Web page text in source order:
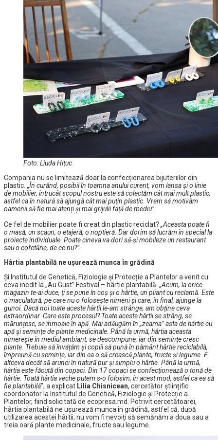
Foto: Liuda Hițuc
Compania nu se limitează doar la confecționarea bijuteriilor din
plastic. „În curând, posibil în toamna anului curent, vom lansa și o linie
de mobilier, întrucât scopul nostru este să colectăm cât mai mult plastic,
astfel ca în natură să ajungă cât mai puțin plastic. Vrem să motivăm
oamenii să fie mai atenți și mai grijulii față de mediu”.
Ce fel de mobilier poate fi creat din plastic reciclat? „Aceasta poate fi
o masă, un scaun, o etajeră, o noptieră. Dar dorim să lucrăm în special la
proiecte individuale. Poate cineva va dori să-și mobileze un restaurant
sau o cofetărie, de ce nu?”.
Hârtia plantabilă ne ușurează munca în grădină
Și Institutul de Genetică, Fiziologie și Protecție a Plantelor a venit cu
ceva inedit la „Au Gust” Festival – hârtie plantabilă. „Acum, la orice
magazin te-ai duce, ți se pune în coș și o hârtie, un pliant cu reclamă. Este
o maculatură, pe care nu o folosește nimeni și care, în final, ajunge la
gunoi. Dacă noi toate aceste hârtii le-am strânge, am obține ceva
extraordinar. Care este procesul? Toate aceste hârtii se strâng, se
mărunțesc, se înmoaie în apă. Mai adăugăm în „zeama” asta de hârtie cu
apă și semințe de plante medicinale. Până la urmă, hârtia aceasta
nimerește în mediul ambiant, se descompune, iar din semințe cresc
plante. Trebuie să învățăm și copiii să pună în pământ hârtie reciclabilă,
împreună cu semințe, iar din ea o să crească plante, fructe și legume. E
altceva decât să arunci în natură pur și simplu o hârtie. Până la urmă,
hârtia este făcută din copaci. Din 17 copaci se confecționează o tonă de
hârtie. Toată hârtia veche putem s-o folosim, în acest mod, astfel ca ea să
fie plantabilă”, a explicat Lilia Chisnicean, cercetător științific
coordonator la Institutul de Genetică, Fiziologie și Protecție a
Plantelor, fiind solicitată de ecopresa.md. Potrivit cercetătoarei,
hârtia plantabilă ne ușurează munca în grădină, astfel că, după
utilizarea acestei hârtii, nu vom fi nevoiți să semănăm a doua sau a
treia oară plante medicinale, fructe sau legume.